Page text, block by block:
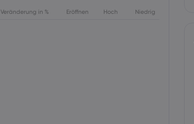
Veränderung in % Eröffnen Hoch Niedrig